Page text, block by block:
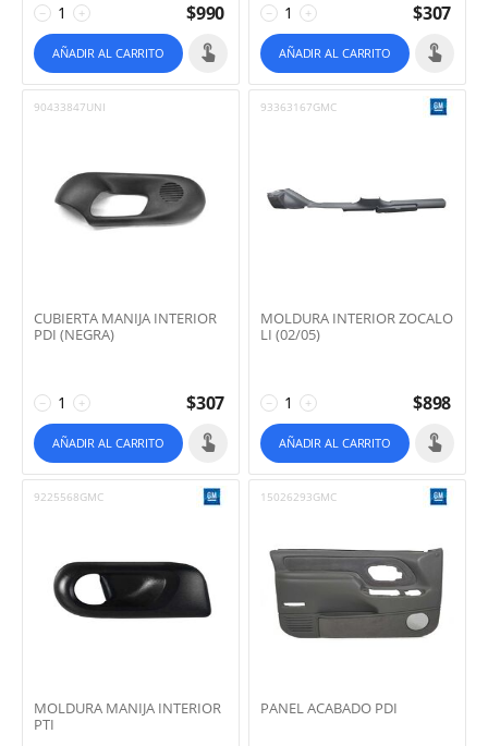
+
− $990
AÑADIR AL CARRITO
+
− $307
AÑADIR AL CARRITO
90433847UNI
CUBIERTA MANIJA INTERIOR
PDI (NEGRA)
+
− $307
AÑADIR AL CARRITO
93363167GMC
MOLDURA INTERIOR ZOCALO
LI (02/05)
+
− $898
AÑADIR AL CARRITO
9225568GMC
MOLDURA MANIJA INTERIOR
PTI
15026293GMC
PANEL ACABADO PDI